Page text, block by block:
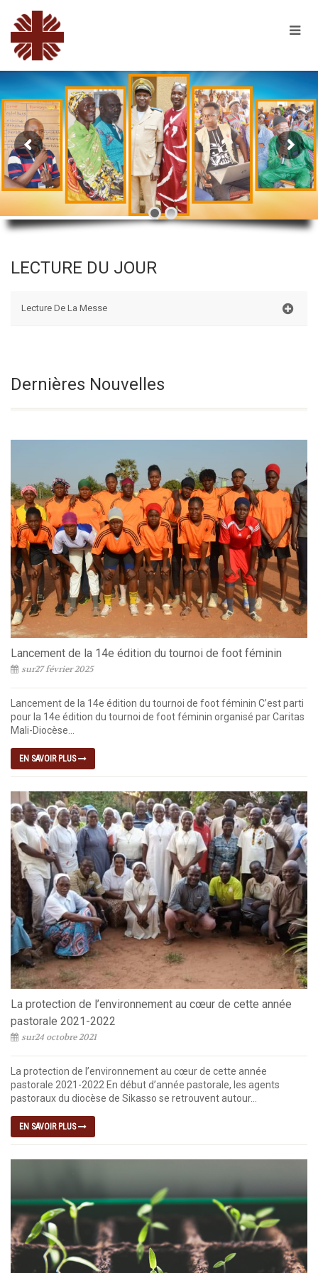
LECTURE DU JOUR
Lecture De La Messe
Transfiguration
Du Seigneur
Dernières Nouvelles
Lancement de la 14e édition du tournoi de foot féminin
sur27 février 2025
Lancement de la 14e édition du tournoi de foot féminin C’est parti
pour la 14e édition du tournoi de foot féminin organisé par Caritas
Mali-Diocèse...
EN SAVOIR PLUS
La protection de l’environnement au cœur de cette année
pastorale 2021-2022
sur24 octobre 2021
La protection de l’environnement au cœur de cette année
pastorale 2021-2022 En début d’année pastorale, les agents
pastoraux du diocèse de Sikasso se retrouvent autour...
EN SAVOIR PLUS